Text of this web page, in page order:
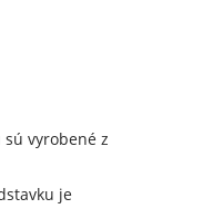
vyrobené z
je